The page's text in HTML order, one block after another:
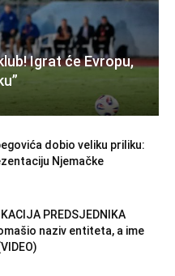
Igrat će Evropu,
dobio veliku priliku:
Njemačke
PREDSJEDNIKA
naziv entiteta, a ime